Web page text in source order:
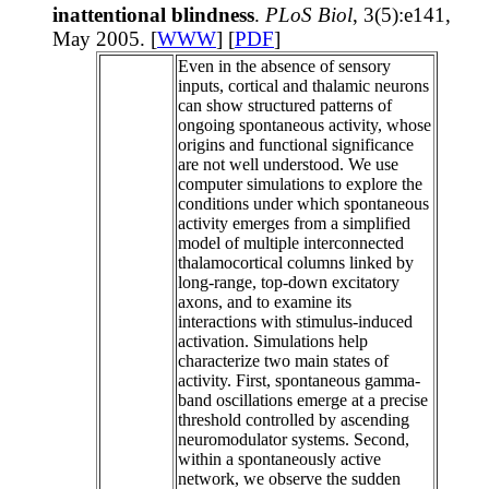
inattentional blindness. PLoS Biol, 3(5):e141,
May 2005. [WWW] [PDF]
Even in the absence of sensory
inputs, cortical and thalamic neurons
can show structured patterns of
ongoing spontaneous activity, whose
origins and functional significance
are not well understood. We use
computer simulations to explore the
conditions under which spontaneous
activity emerges from a simplified
model of multiple interconnected
thalamocortical columns linked by
long-range, top-down excitatory
axons, and to examine its
interactions with stimulus-induced
activation. Simulations help
characterize two main states of
activity. First, spontaneous gamma-
band oscillations emerge at a precise
threshold controlled by ascending
neuromodulator systems. Second,
within a spontaneously active
network, we observe the sudden